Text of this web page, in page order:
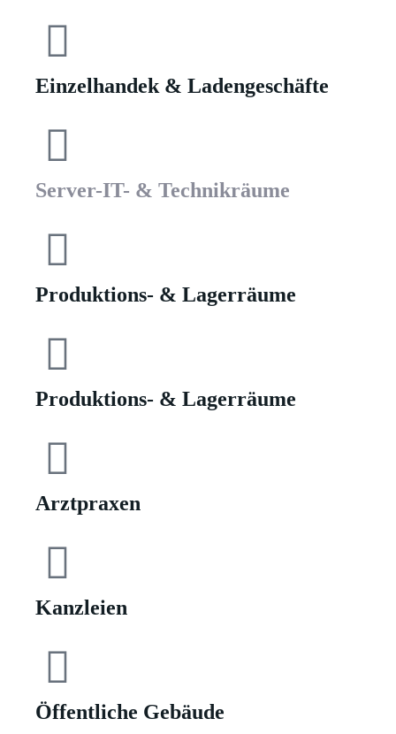
Einzelhandek & Ladengeschäfte
Server-IT- & Technikräume
Produktions- & Lagerräume
Produktions- & Lagerräume
Arztpraxen
Kanzleien
Öffentliche Gebäude